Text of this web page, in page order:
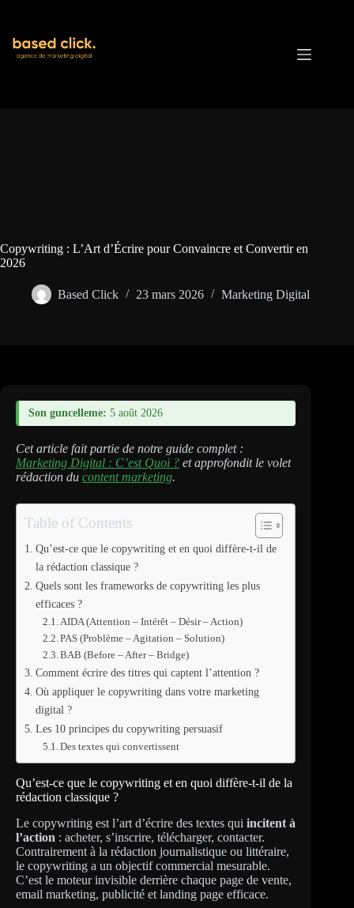
contenu
Copywriting : L’Art d’Écrire pour Convaincre et Convertir en
2026
Based Click 23 mars 2026 Marketing Digital
Son guncelleme: 5 août 2026
Cet article fait partie de notre guide complet :
Marketing Digital : C’est Quoi ? et approfondit le volet
rédaction du content marketing.
Table of Contents
Qu’est-ce que le copywriting et en quoi diffère-t-il de
la rédaction classique ?
Quels sont les frameworks de copywriting les plus
efficaces ?
AIDA (Attention – Intérêt – Désir – Action)
PAS (Problème – Agitation – Solution)
BAB (Before – After – Bridge)
Comment écrire des titres qui captent l’attention ?
Où appliquer le copywriting dans votre marketing
digital ?
Les 10 principes du copywriting persuasif
Des textes qui convertissent
Qu’est-ce que le copywriting et en quoi diffère-t-il de la
rédaction classique ?
Le copywriting est l’art d’écrire des textes qui incitent à
l’action : acheter, s’inscrire, télécharger, contacter.
Contrairement à la rédaction journalistique ou littéraire,
le copywriting a un objectif commercial mesurable.
C’est le moteur invisible derrière chaque page de vente,
email marketing, publicité et landing page efficace.